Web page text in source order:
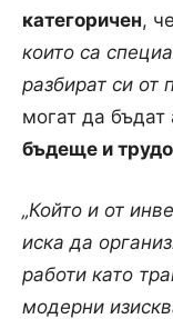
категоричен,
които са
разбират си от
могат да бъдат
бъдеще и
„Който и от
иска да
работи като
модерни